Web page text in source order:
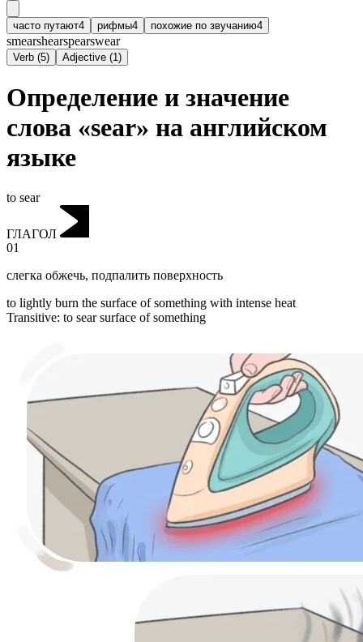
часто путают4 рифмы4 похожие по звучанию4
smearshearspearswear
Verb (5) Adjective (1)
Определение и значение
слова «sear» на английском
языке
to sear
ГЛАГОЛ
01
слегка обжечь, подпалить поверхность
to lightly burn the surface of something with intense heat
Transitive: to searsurface of something